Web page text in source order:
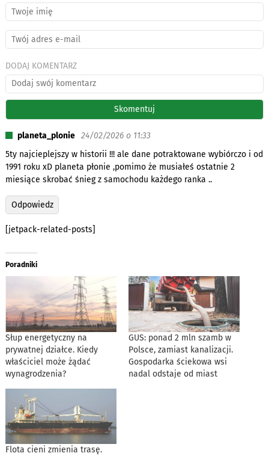
DODAJ KOMENTARZ
planeta_plonie 24/02/2026 o 11:33
5ty najcieplejszy w historii !!! ale dane potraktowane wybiórczo i od
1991 roku xD planeta płonie ,pomimo że musiałeś ostatnie 2
miesiące skrobać śnieg z samochodu każdego ranka ..
Odpowiedz
[jetpack-related-posts]
Poradniki
Słup energetyczny na
prywatnej działce. Kiedy
właściciel może żądać
wynagrodzenia?
GUS: ponad 2 mln szamb w
Polsce, zamiast kanalizacji.
Gospodarka ściekowa wsi
nadal odstaje od miast
Flota cieni zmienia trasę.